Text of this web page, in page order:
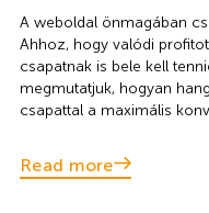
A weboldal önmagában
Ahhoz, hogy valódi
csapatnak is bele kell
megmutatjuk, hogyan
csapattal a maximális
Read more